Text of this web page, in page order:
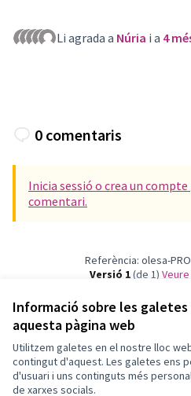
Informació sobre les galetes
aquesta pàgina web
Utilitzem galetes en el nostre lloc
contingut d'aquest. Les galetes ens
d'usuari i uns continguts més
de xarxes socials.
Li agrada a Núria i a 4
0 comentaris
Inicia sessió o crea un
comentari.
Referència: olesa-
Versió 1(de 1)
Termes i condicions d'ús
Configuració de les galetes
Participa Olesa de Montserrat a X
Participa Olesa de Montserrat a
Participa Olesa de
Participa Olesa de